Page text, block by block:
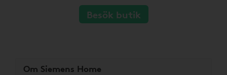
Besök butik
Om Siemens Home